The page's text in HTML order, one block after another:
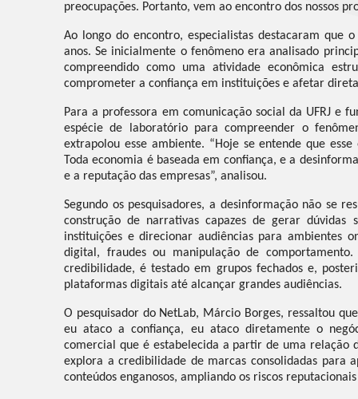
preocupações. Portanto, vem ao encontro dos nossos
Ao longo do encontro, especialistas destacaram que
anos. Se inicialmente o fenômeno era analisado
compreendido como uma atividade econômica
comprometer a confiança em instituições e afetar
Para a professora em comunicação social da UFRJ e
espécie de laboratório para compreender o
extrapolou esse ambiente. “Hoje se entende que
Toda economia é baseada em confiança, e a
e a reputação das empresas”, analisou.
Segundo os pesquisadores, a desinformação não se
construção de narrativas capazes de gerar
instituições e direcionar audiências para ambientes
digital, fraudes ou manipulação de
credibilidade, é testado em grupos fechados e,
plataformas digitais até alcançar grandes audiências.
O pesquisador do NetLab, Márcio Borges, ressaltou
eu ataco a confiança, eu ataco diretamente o
comercial que é estabelecida a partir de uma relação
explora a credibilidade de marcas consolidadas para
conteúdos enganosos, ampliando os riscos